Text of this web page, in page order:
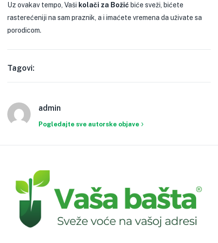
Uz ovakav tempo, Vaši kolači za Božić biće sveži, bićete
rasterećeniji na sam praznik, a i imaćete vremena da uživate sa
porodicom.
Tagovi:
admin
Pogledajte sve autorske objave